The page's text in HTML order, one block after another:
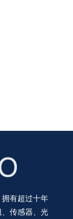
有超过十年
传感器、光